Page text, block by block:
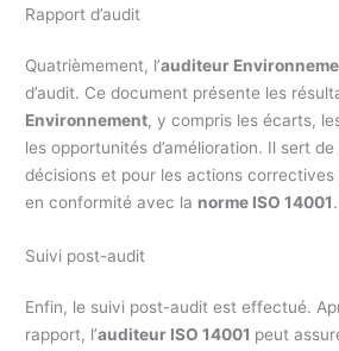
Rapport d’audit
Quatrièmement, l’auditeur
d’audit. Ce document présente les
Environnement, y compris les écarts,
les opportunités d’amélioration. Il sert
décisions et pour les actions
en conformité avec la norme ISO 14001.
Suivi post-audit
Enfin, le suivi post-audit est effectué.
rapport, l’auditeur ISO 14001 peut